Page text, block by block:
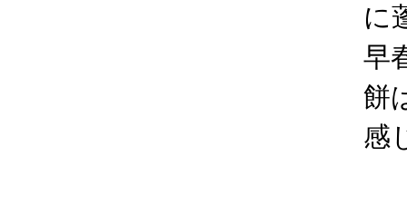
に
早
餅
感